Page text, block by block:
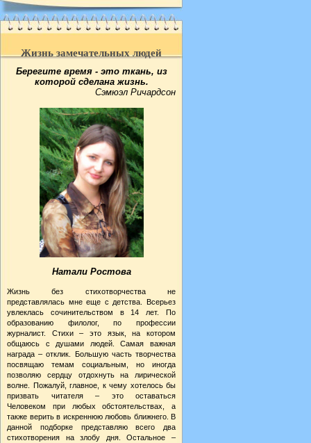
Жизнь замечательных людей
Берегите время - это ткань, из
которой сделана жизнь.
Сэмюэл Ричардсон
Натали Ростова
Жизнь без стихотворчества не
представлялась мне еще с детства. Всерьез
увлеклась сочинительством в 14 лет. По
образованию филолог, по профессии
журналист. Стихи – это язык, на котором
общаюсь с душами людей. Самая важная
награда – отклик. Большую часть творчества
посвящаю темам социальным, но иногда
позволяю сердцу отдохнуть на лирической
волне. Пожалуй, главное, к чему хотелось бы
призвать читателя – это оставаться
Человеком при любых обстоятельствах, а
также верить в искреннюю любовь ближнего. В
данной подборке представляю всего два
стихотворения на злобу дня. Остальное –